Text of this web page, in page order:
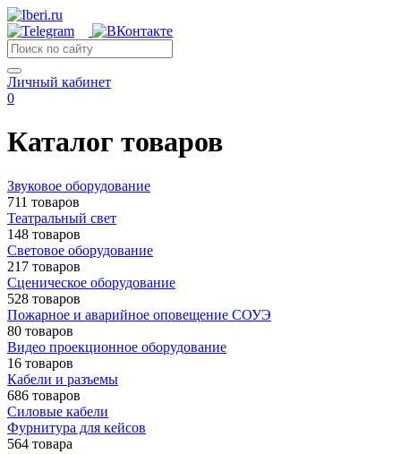
Личный кабинет
0
Каталог товаров
Звуковое оборудование
711 товаров
Театральный свет
148 товаров
Световое оборудование
217 товаров
Сценическое оборудование
528 товаров
Пожарное и аварийное оповещение СОУЭ
80 товаров
Видео проекционное оборудование
16 товаров
Кабели и разъемы
686 товаров
Силовые кабели
Фурнитура для кейсов
564 товара